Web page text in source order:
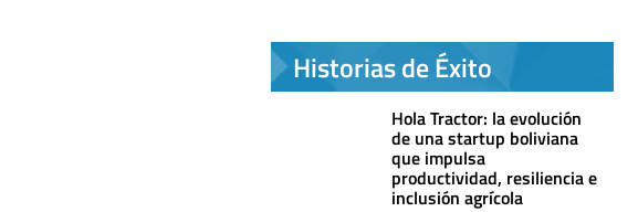
Historias de Éxito
Hola Tractor: la evolución
de una startup boliviana
que impulsa
productividad, resiliencia e
inclusión agrícola